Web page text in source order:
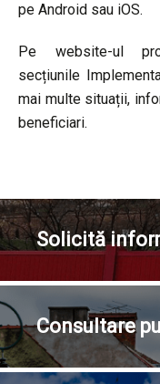
pe Android sau iOS.
Pe website-ul
secțiunile
mai multe situații,
beneficiari.
Solicită
Consultare